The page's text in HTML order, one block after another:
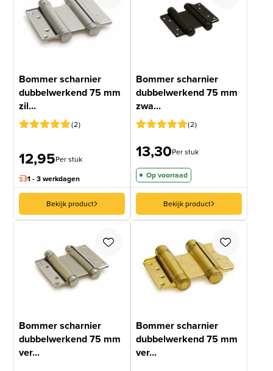
Bommer scharnier
dubbelwerkend 75 mm
zil...
gebaseerd
klantbeoordeling
2
12,95Per stuk
1 - 3 werkdagen
Bekijk product
Bommer scharnier
dubbelwerkend 75 mm
zwa...
5op 5
gebaseerd
op
klantbeoordeling
2
13,30Per stuk
Op voorraad
Bekijk product
Bommer scharnier
dubbelwerkend 75 mm
ver...
Bommer scharnier
dubbelwerkend 75 mm
ver...